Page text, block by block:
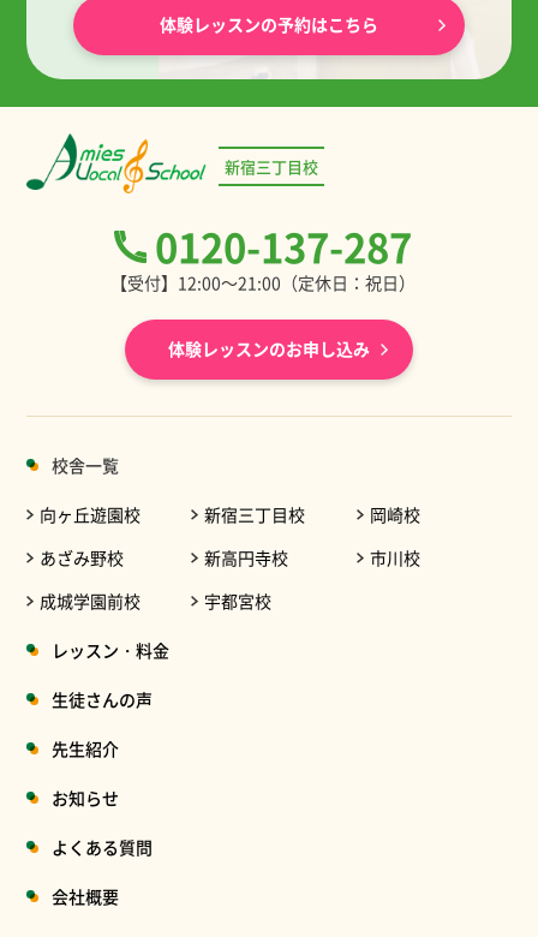
体験レッスンの予約はこちら
新宿三丁目校
0120-137-287
【受付】12:00～21:00（定休日：祝日）
体験レッスンのお申し込み
校舎一覧
向ヶ丘遊園校
あざみ野校
成城学園前校
新宿三丁目校
新高円寺校
宇都宮校
岡崎校
市川校
レッスン・料金
生徒さんの声
先生紹介
お知らせ
よくある質問
会社概要